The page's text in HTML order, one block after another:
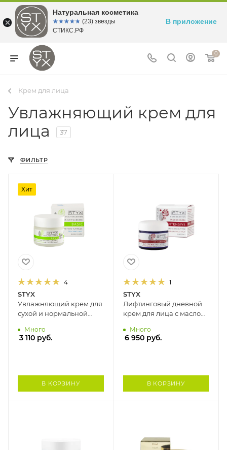
0
Крем для лица
Увлажняющий крем для
лица
37
ФИЛЬТР
Хит
4
STYX
Увлажняющий крем для
сухой и нормальной
50 мл
Много
3 110 руб.
В КОРЗИНУ
1
STYX
Лифтинговый дневной
крем для лица с маслом
STYX, 50 мл
Много
6 950руб.
В КОРЗИНУ
Натуральная косметика
☆☆☆☆☆
★★★★★ (23) звезды
СТИКС.РФ
В приложение